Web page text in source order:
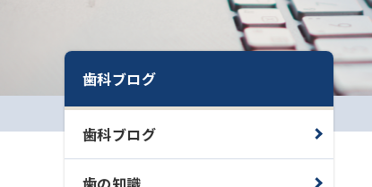
歯科ブログ
歯科ブログ